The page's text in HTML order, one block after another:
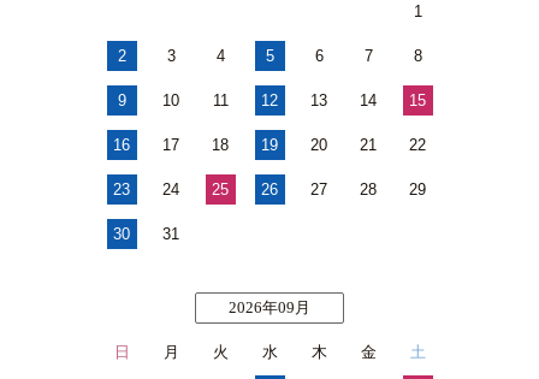
1
2 3 4 5 6 7 8
9 10 11 12 13 14 15
16 17 18 19 20 21 22
23 24 25 26 27 28 29
30 31
2026年09月
日 月 火 水 木 金 土